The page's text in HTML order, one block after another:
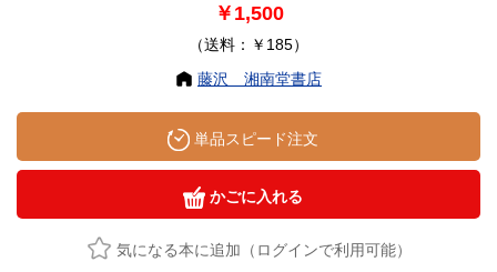
￥1,500
（送料：￥185）
藤沢 湘南堂書店
単品スピード注文
かごに入れる
気になる本に追加（ログインで利用可能）